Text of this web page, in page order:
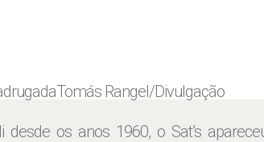
Tomás Rangel/Divulgação
os anos 1960, o Sat’s